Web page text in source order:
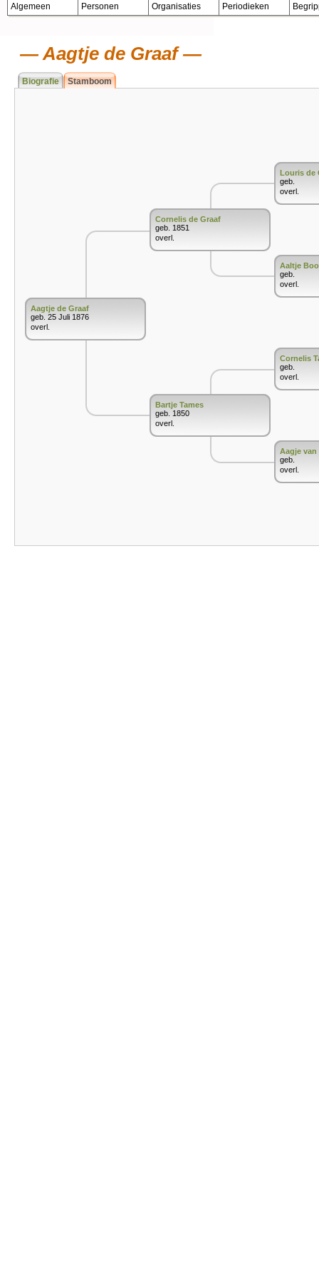
Algemeen Personen Organisaties Periodieken
Aagtje de Graaf
Biografie Stamboom
Aagtje de Graaf
geb. 25 Juli 1876
overl.
Cornelis de Graaf
geb. 1851
overl.
Bartje Tames
geb. 1850
overl.
Louris de
geb.
overl.
Aaltje
geb.
overl.
Cornelis
geb.
overl.
Aagje van
geb.
overl.